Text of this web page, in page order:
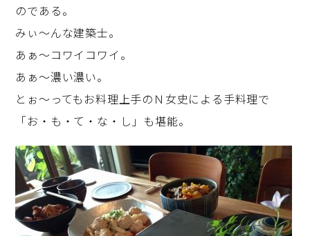
のである。
みぃ～んな建築士。
あぁ～コワイコワイ。
あぁ～濃い濃い。
とぉ～ってもお料理上手のＮ女史による手料理で
「お・も・て・な・し」も堪能。